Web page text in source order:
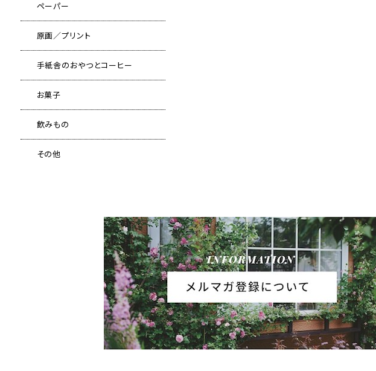
ペーパー
原画／プリント
手紙舎のおやつとコーヒー
お菓子
飲みもの
その他